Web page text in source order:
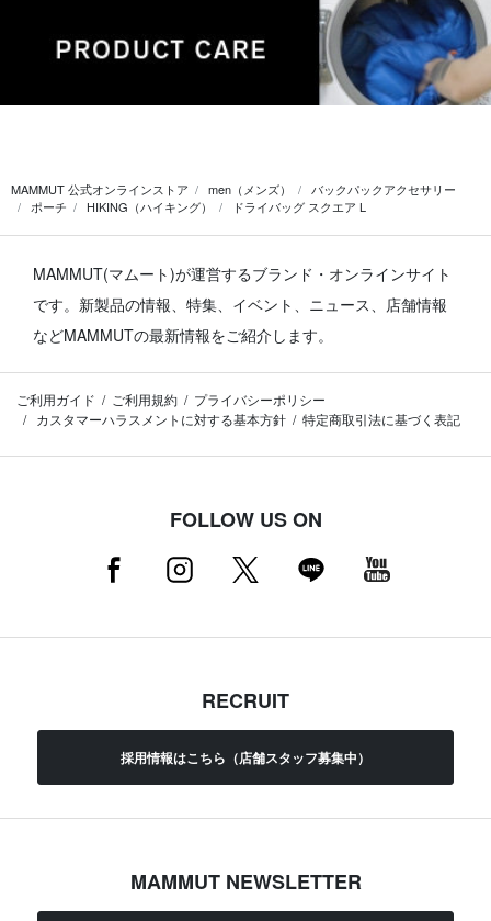
MAMMUT 公式オンラインストア men（メンズ）
バックパックアクセサリー
ポーチ
HIKING（ハイキング） ドライバッグ スクエア L
MAMMUT(マムート)が運営するブランド・オンラインサイト
です。 新製品の情報、特集、イベント、ニュース、店舗情報
などMAMMUTの最新情報をご紹介します。
ご利用ガイド ご利用規約
プライバシーポリシー
カスタマーハラスメントに対する基本方針
特定商取引法に基づく表記
FOLLOW US ON
RECRUIT
採用情報はこちら（店舗スタッフ募集中）
MAMMUT NEWSLETTER